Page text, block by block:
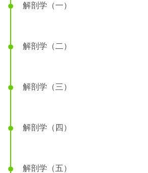
解剖学（一）
解剖学（二）
解剖学（三）
解剖学（四）
解剖学（五）